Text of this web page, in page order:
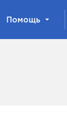
Помощь